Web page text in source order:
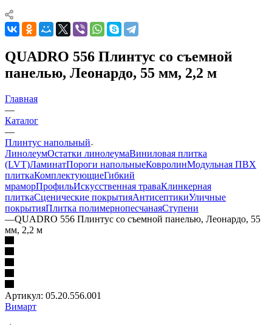
QUADRO 556 Плинтус со съемной
панелью, Леонардо, 55 мм, 2,2 м
Главная
—
Каталог
—
Плинтус напольный
ЛинолеумОстатки линолеумаВиниловая плитка
(LVT)ЛаминатПороги напольныеКовролинМодульная ПВХ
плиткаКомплектующиеГибкий
мраморПрофильИскусственная траваКлинкерная
плиткаСценические покрытияАнтисептикиУличные
покрытияПлитка полимернопесчанаяСтупени
—QUADRO 556 Плинтус со съемной панелью, Леонардо, 55
мм, 2,2 м
Артикул: 05.20.556.001
Вимарт